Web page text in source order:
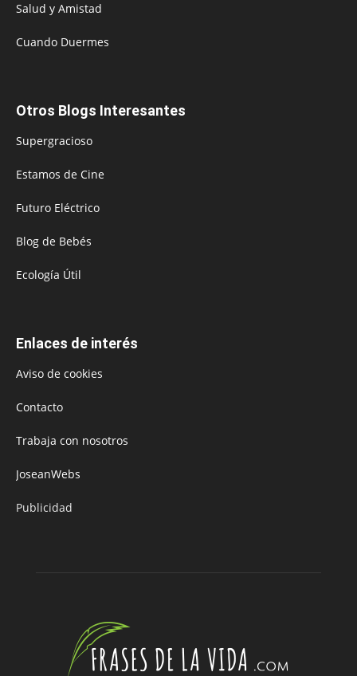
Salud y Amistad
Cuando Duermes
Otros Blogs Interesantes
Supergracioso
Estamos de Cine
Futuro Eléctrico
Blog de Bebés
Ecología Útil
Enlaces de interés
Aviso de cookies
Contacto
Trabaja con nosotros
JoseanWebs
Publicidad